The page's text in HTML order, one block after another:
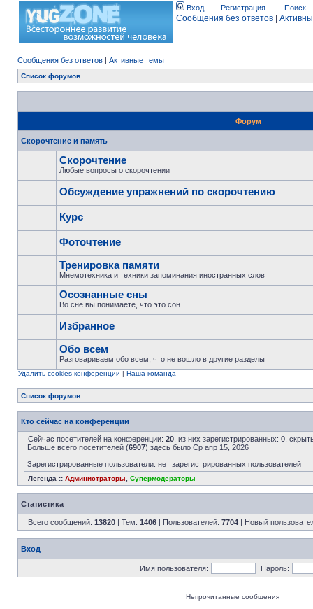
Вход Регистрация Поиск
Сообщения без ответов
Сообщения без ответов | Активные темы
Список форумов
Форум
Скорочтение и память
Скорочтение
Любые вопросы о скорочтении
Обсуждение упражнений по скорочтению
Курс
Фоточтение
Тренировка памяти
Мнемотехника и техники запоминания иностранных слов
Осознанные сны
Во сне вы понимаете, что это сон...
Избранное
Обо всем
Разговариваем обо всем, что не вошло в другие разделы
Удалить cookies конференции | Наша команда
Список форумов
Кто сейчас на конференции
Сейчас посетителей на конференции: 20 , из них зарегистрированных: 0,
Больше всего посетителей (6907) здесь было Ср апр 15, 2026
Зарегистрированные пользователи: нет зарегистрированных пользователей
Легенда :: Администраторы Супермодераторы
Статистика
Всего сообщений: 13820 | Тем: 1406 | Пользователей: 7704 | Новый
Вход
Имя пользователя: Пароль:
Непрочитанные сообщения